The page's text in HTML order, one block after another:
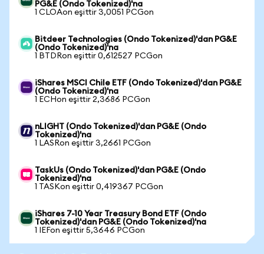
PG&E (Ondo Tokenized)'na
1 CLOAon eşittir 3,0051 PCGon
Bitdeer Technologies (Ondo Tokenized)'dan PG&E
(Ondo Tokenized)'na
1 BTDRon eşittir 0,612527 PCGon
iShares MSCI Chile ETF (Ondo Tokenized)'dan PG&E
(Ondo Tokenized)'na
1 ECHon eşittir 2,3686 PCGon
nLIGHT (Ondo Tokenized)'dan PG&E (Ondo
Tokenized)'na
1 LASRon eşittir 3,2661 PCGon
TaskUs (Ondo Tokenized)'dan PG&E (Ondo
Tokenized)'na
1 TASKon eşittir 0,419367 PCGon
iShares 7-10 Year Treasury Bond ETF (Ondo
Tokenized)'dan PG&E (Ondo Tokenized)'na
1 IEFon eşittir 5,3646 PCGon